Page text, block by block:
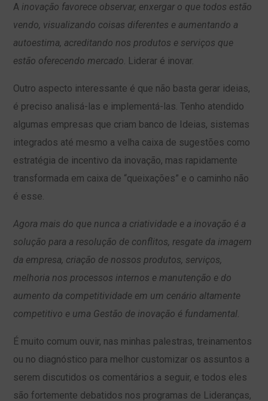
A inovação favorece observar, enxergar o que todos estão
vendo, visualizando coisas diferentes e aumentando a
autoestima, acreditando nos produtos e serviços que
estão oferecendo mercado. Liderar é inovar.
Outro aspecto interessante é que não basta gerar ideias,
é preciso analisá-las e implementá-las. Tenho atendido
algumas empresas que criam banco de Ideias, sistemas
integrados até mesmo a velha caixa de sugestões como
estratégia de incentivo da inovação, mas rapidamente
transformada em caixa de “queixações” e o caminho não
é esse.
Agora mais do que nunca a criatividade e a inovação é a
solução para a resolução de conflitos, resgate da imagem
da empresa, criação de nossos produtos, serviços,
melhoria nos processos internos e manutenção e do
aumento da competitividade em um cenário altamente
competitivo e uma Gestão de inovação é fundamental.
É muito comum ouvir, nas minhas palestras, treinamentos
ou no diagnóstico para melhor customizar os assuntos a
serem discutidos os comentários a seguir, e todos eles
são fortemente debatidos nos programas de Lideranças,